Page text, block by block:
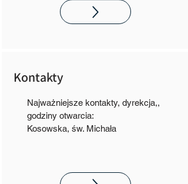
Kontakty
Najważniejsze kontakty, dyrekcja,,
godziny otwarcia:
Kosowska, św. Michała